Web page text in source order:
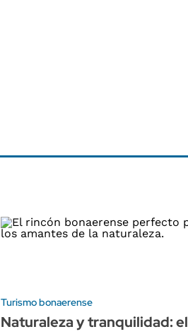
Turismo bonaerense
Naturaleza y tranquilidad: el